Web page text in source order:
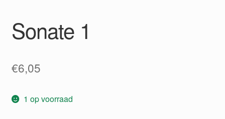
Sonate 1
€6,05
1 op voorraad